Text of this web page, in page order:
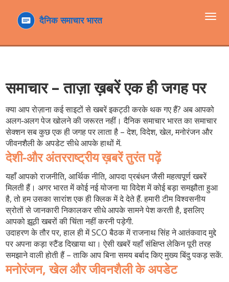
टॉगल
समाचार – ताज़ा ख़बरें एक ही जगह पर
क्या आप रोज़ाना कई साइटों से खबरें इकट्ठी करके थक गए हैं? अब आपको
अलग‑अलग पेज खोलने की जरूरत नहीं। दैनिक समाचार भारत कासमाचार
सेक्शन सब कुछ एक ही जगह पर लाता है – देश, विदेश, खेल, मनोरंजन और
जीवनशैली के अपडेट सीधे आपके हाथों में.
देशी‑और अंतरराष्ट्रीय ख़बरें तुरंत पढ़ें
यहाँ आपको राजनीति, आर्थिक नीति, आपदा प्रबंधन जैसी महत्वपूर्ण खबरें
मिलती हैं। अगर भारत में कोई नई योजना या विदेश में कोई बड़ा समझौता हुआ
है, तो हम उसका सारांश एक ही क्लिक में दे देते हैं. हमारी टीम विश्वसनीय
स्रोतों से जानकारी निकालकर सीधे आपके सामने पेश करती है, इसलिए
आपको झूठी खबरों की चिंता नहीं करनी पड़ेगी.
उदाहरण के तौर पर, हाल ही में SCO बैठक में राजनाथ सिंह ने आतंकवाद मुद्दे
पर अपना कड़ा स्टैंड दिखाया था। ऐसी खबरें यहाँ संक्षिप्त लेकिन पूरी तरह
समझाने वाली होती हैं – ताकि आप बिना समय बर्बाद किए मुख्य बिंदु पकड़ सकें.
मनोरंजन, खेल और जीवनशैली के अपडेट